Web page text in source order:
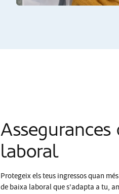
Assegurances
laboral
Protegeix els teus ingressos quan
de baixa laboral que s'adapta a tu,